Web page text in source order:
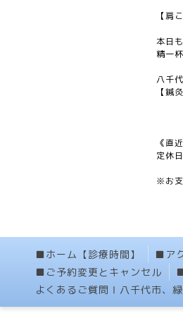
【肩
本日
精一
八千
【鍼
《直
定休
※お
■ホーム【診療時間】 ■ア
■ご予約変更とキャンセル
よくあるご質問Ⅰ八千代市、